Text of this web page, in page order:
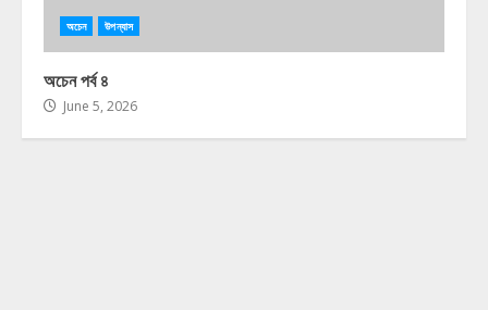
অচেন উপন্যাস
অচেন পর্ব ৪
June 5, 2026